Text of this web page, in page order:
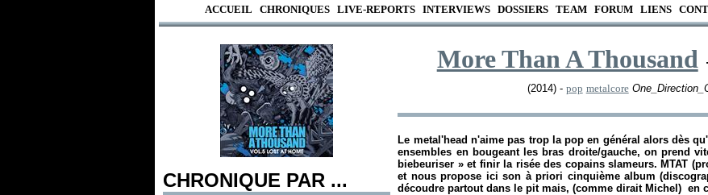
ACCUEIL CHRONIQUES LIVE-REPORTS INTERVIEWS DOSSIERS TEAM FORUM LIENS
CHRONIQUE PAR ...
More Than A Thousand
(2014) - pop metalcore
Le metal'head n'aime pas trop la pop en général alors dès
ensembles en bougeant les bras droite/gauche, on prend
biebeuriser »et finir la risée des copains slameurs. MTAT
et nous propose ici son à priori cinquième album
découdre partout dans le pit mais, (comme dirait Michel) en